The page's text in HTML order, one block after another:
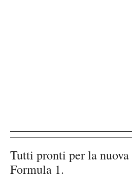
Tutti pronti per la
Formula 1.